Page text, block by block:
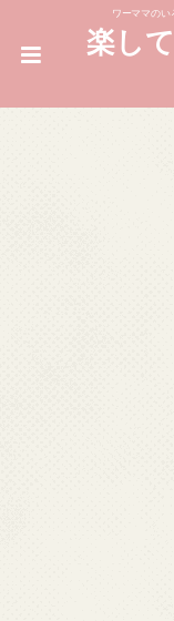
ワーママのい
楽し